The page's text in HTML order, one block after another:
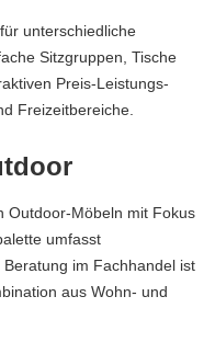
unterschiedliche
Sitzgruppen, Tische
Preis-Leistungs-
Freizeitbereiche.
Outdoor-Möbeln mit Fokus
umfasst
im Fachhandel ist
aus Wohn- und